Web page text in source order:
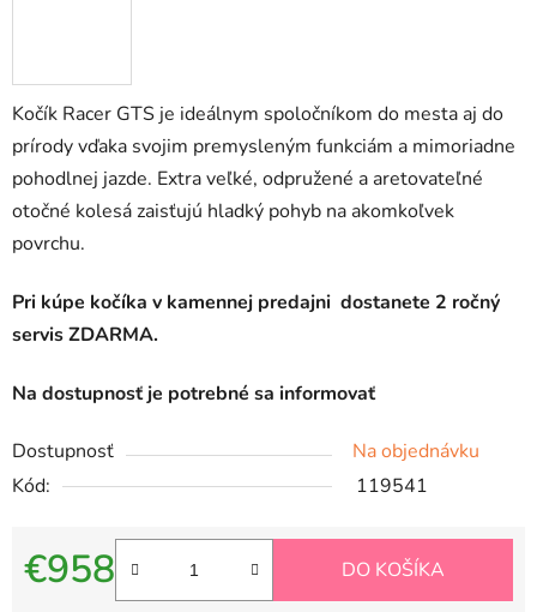
Kočík Racer GTS je ideálnym spoločníkom do mesta aj do
prírody vďaka svojim premysleným funkciám a mimoriadne
pohodlnej jazde. Extra veľké, odpružené a aretovateľné
otočné kolesá zaisťujú hladký pohyb na akomkoľvek
povrchu.
Pri kúpe kočíka v kamennej predajni dostanete 2 ročný
servis ZDARMA.
Na dostupnosť je potrebné sa informovať
Dostupnosť
Na objednávku
Kód:
119541
€958 DO KOŠÍKA